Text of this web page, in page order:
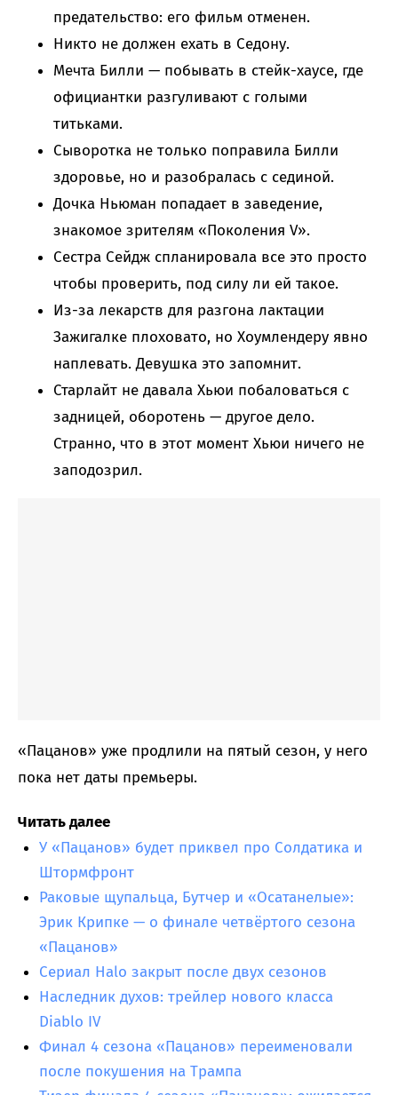
предательство: его фильм отменен.
Никто не должен ехать в Седону.
Мечта Билли — побывать в стейк-хаусе, где
официантки разгуливают с голыми
титьками.
Сыворотка не только поправила Билли
здоровье, но и разобралась с сединой.
Дочка Ньюман попадает в заведение,
знакомое зрителям «Поколения V».
Сестра Сейдж спланировала все это просто
чтобы проверить, под силу ли ей такое.
Из-за лекарств для разгона лактации
Зажигалке плоховато, но Хоумлендеру явно
наплевать. Девушка это запомнит.
Старлайт не давала Хьюи побаловаться с
задницей, оборотень — другое дело.
Странно, что в этот момент Хьюи ничего не
заподозрил.
«Пацанов» уже продлили на пятый сезон, у него
пока нет даты премьеры.
Читать далее
У «Пацанов» будет приквел про Солдатика и
Штормфронт
Раковые щупальца, Бутчер и «Осатанелые»:
Эрик Крипке — о финале четвёртого сезона
«Пацанов»
Сериал Halo закрыт после двух сезонов
Наследник духов: трейлер нового класса
Diablo IV
Финал 4 сезона «Пацанов» переименовали
после покушения на Трампа